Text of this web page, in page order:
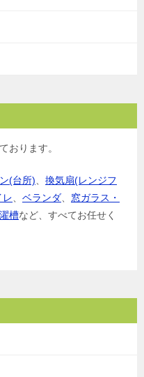
おります。
(台所)
換気扇(レンジフ
レ ベランダ
窓ガラス・
槽など、すべてお任せく